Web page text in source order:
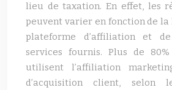
lieu de taxation. En effet, les
peuvent varier en fonction de
plateforme d’affiliation et
services fournis. Plus de
utilisent l’affiliation
d’acquisition client, selon